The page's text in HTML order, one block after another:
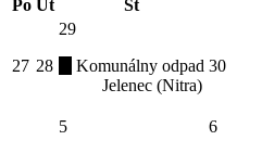
Po Ut St
27 28
29
Komunálny odpad
Jelenec (Nitra)
30
5
6